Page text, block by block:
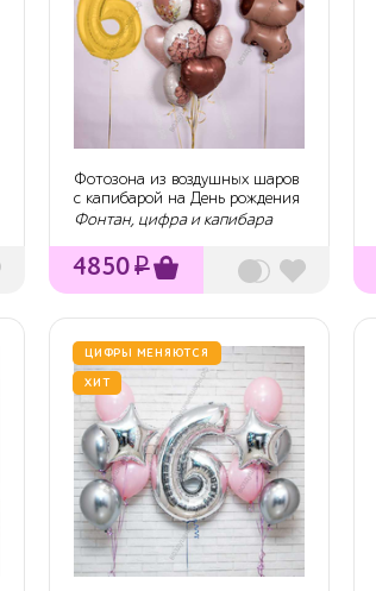
Фотозона из воздушных шаров
с капибарой на День рождения
ребенка
Фонтан, цифра и капибара
4850₽
ЦИФРЫ МЕНЯЮТСЯ
ХИТ